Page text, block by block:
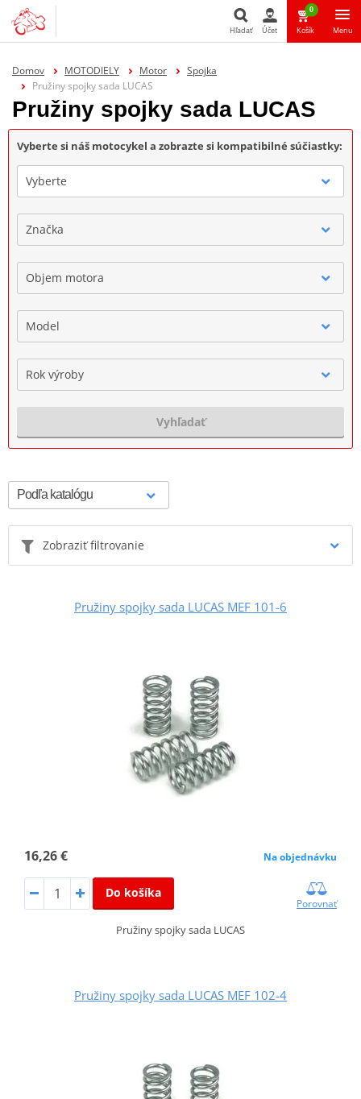
Hľadať Účet
0
Košík Menu
Domov MOTODIELY Motor
Spojka
Pružiny spojky sada LUCAS
Pružiny spojky sada LUCAS
Vyberte si náš motocykel a zobrazte si kompatibilné súčiastky:
Vyberte
Značka
Objem motora
Model
Rok výroby
Vyhľadať
Zobraziť filtrovanie
Pružiny spojky sada LUCAS MEF 101-6
16,26 € Na objednávku
Do košíka
Porovnať
Pružiny spojky sada LUCAS
Pružiny spojky sada LUCAS MEF 102-4